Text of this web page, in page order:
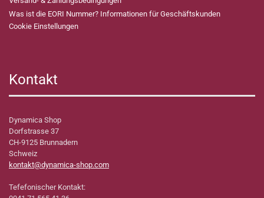
Was ist die EORI Nummer? Informationen für Geschäftskunden
Cookie Einstellungen
Kontakt
Dynamica Shop
Dorfstrasse 37
CH-9125 Brunnadern
Schweiz
kontakt@dynamica-shop.com
Tefefonischer Kontakt: